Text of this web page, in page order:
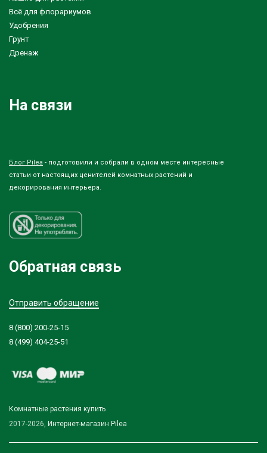
Всё для флорариумов
Удобрения
Грунт
Дренаж
На связи
Блог Pilea - подготовили и собрали в одном месте интересные
статьи от настоящих ценителей комнатных растений и
декорирования интерьера.
Обратная связь
Отправить обращение
8 (800) 200-25-15
8 (499) 404-25-51
Комнатные растения купить
2017-2026, Интернет-магазин Pilea